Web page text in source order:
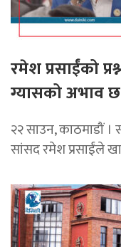
रमेश प्रसाईंको
ग्यासको अभाव
२२ साउन, काठमाडौं ।
सांसद रमेश प्रसाईंले